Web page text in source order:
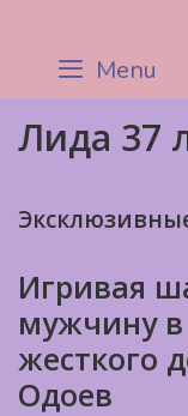
content Menu
Лида 37
Игривая
мужчину в
жесткого
Одоев